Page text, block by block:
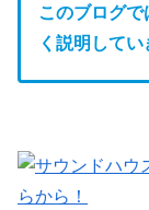
このブログで
く説明してい